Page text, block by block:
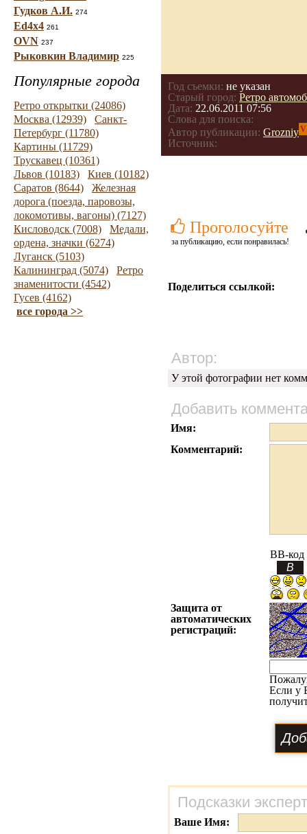
Гудков А.И. 274
Ed4x4 261
OVN 237
Рыковкин Владимир 225
Популярные города
Ретро открытки (24086)
Москва (12939)
Санкт-
Петербург (11780)
Картины (11729)
Трускавец (10361)
Львов (10183)
Киев (10182)
Саратов (8644)
Железная
дорога (поезда, паровозы,
локомотивы, вагоны) (7127)
Кисловодск (7008)
Медали,
ордена, значки (6274)
Луганск (5103)
Калининград (5074)
Ретро
знаменитости (4542)
Гусев (4162)
все города >>
Год съемки: не указан
Старый город: Ретро
Дата: 22.06.2011 07:56
Слова для поиска:
Автор публикации: Grozniy
Источник:
Проголосуйте
за публикацию, если понравилась!
Поделиться ссылкой:
Автор:
У этой фотографии нет
Добавить
Имя:
Комментарий:
BB-код
Защита от
автоматических
регистраций:
Если у
Подсказки
Ваше Имя: